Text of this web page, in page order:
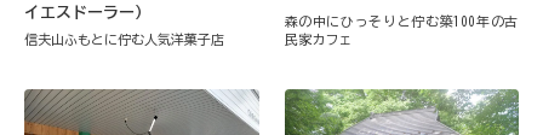
イエスドーラー）
信夫山ふもとに佇む人気洋菓子店
森の中にひっそりと佇む築100年の古
民家カフェ